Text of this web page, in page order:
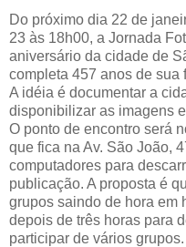
Do próximo dia 22 de
23 às 18h00, a Jornada
aniversário da cidade de
completa 457 anos de sua
A idéia é documentar a
disponibilizar as imagens
O ponto de encontro será
que fica na Av. São João,
computadores para
publicação. A proposta é
grupos saindo de hora em
depois de três horas para
participar de vários grupos.